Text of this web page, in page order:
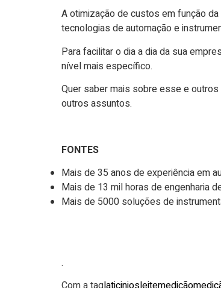
A otimização de custos em função
tecnologias deautomaçãoe
Para facilitar o dia a dia da sua
nível mais específico.
Quer saber mais sobre esse e
outros assuntos.
FONTES
Mais de 35 anos de experiência em
Mais de 13 mil horas de engenharia
Mais de 5000 soluções de
.